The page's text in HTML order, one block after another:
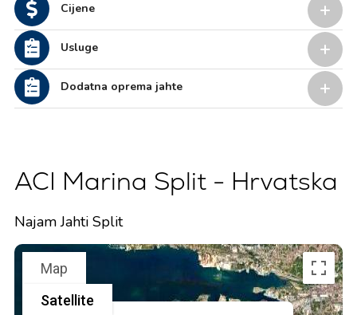
Cijene
Usluge
Dodatna oprema jahte
ACI Marina Split - Hrvatska
Najam Jahti Split
Map
Satellite